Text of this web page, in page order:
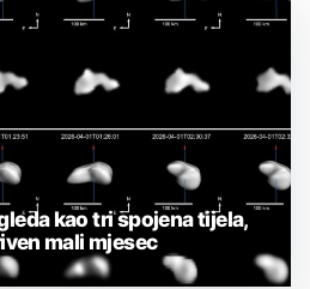
kao tri spojena tijela,
mali mjesec